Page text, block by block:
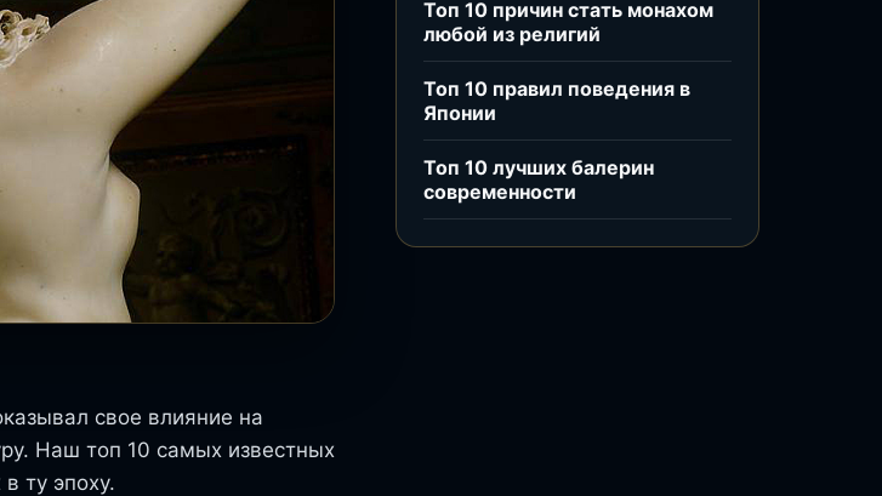
свое влияние на
Наш топ 10 самых известных
ту эпоху.
Топ 10 причин стать монахом
любой из религий
Топ 10 правил поведения в
Японии
Топ 10 лучших балерин
современности